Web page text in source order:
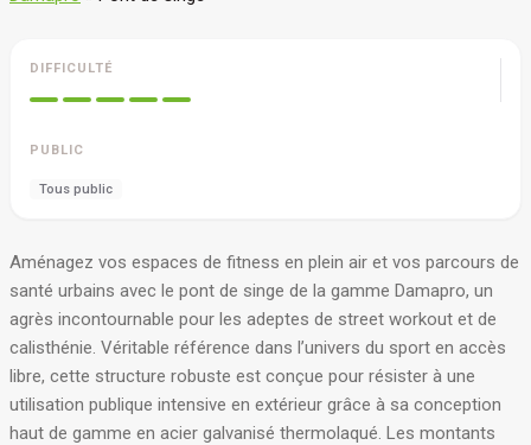
DIFFICULTÉ
PUBLIC
Tous public
Aménagez vos espaces de fitness en plein air et vos parcours de
santé urbains avec le pont de singe de la gamme Damapro, un
agrès incontournable pour les adeptes de street workout et de
calisthénie. Véritable référence dans l’univers du sport en accès
libre, cette structure robuste est conçue pour résister à une
utilisation publique intensive en extérieur grâce à sa conception
haut de gamme en acier galvanisé thermolaqué. Les montants